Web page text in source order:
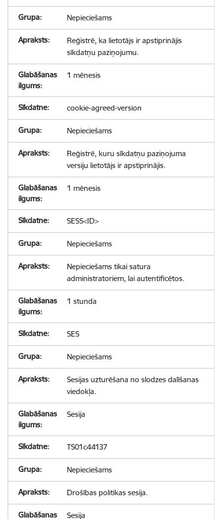
Nepieciešams
Reģistrē, ka lietotājs ir apstiprinājis
sīkdatņu paziņojumu.
1 mēnesis
cookie-agreed-version
Nepieciešams
Reģistrē, kuru sīkdatņu paziņojuma
versiju lietotājs ir apstiprinājis.
1 mēnesis
SESS<ID>
Nepieciešams
Nepieciešams tikai satura
administratoriem, lai autentificētos.
1 stunda
SES
Nepieciešams
Sesijas uzturēšana no slodzes dalīšanas
viedokļa.
Sesija
TS01c44137
Nepieciešams
Drošības politikas sesija.
Sesija